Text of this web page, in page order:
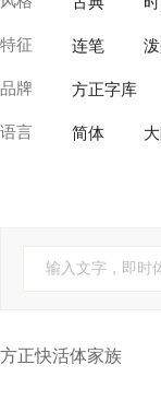
创意书写
柔美
特征 连笔
逆反差
品牌 方正字库
Production
株式会社视
语言 简体
全球字
输入文字，即时
方正快活体家族